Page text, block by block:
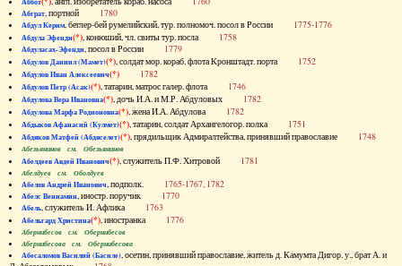
Абграт, портной 1780
Абдул Керим, беглер-бей румелийский, тур. полномоч. посол в России 1775-1776
Абдула Эфенди(*), конюший, чл. свиты тур. посла 1758
Абдуласах-Эфенди, посол в России 1779
Абдулов Даниил (Мамет)(*), солдат мор. кораб. флота Кронштадт. порта 1752
Абдулов Иван Алексеевич(*) 1782
Абдулов Петр (Асак)(*), татарин, матрос галер. флота 1746
Абдулова Вера Ивановна(*), дочь И.А. и М.Р. Абдуловых 1782
Абдулова Марфа Родионовна(*), жена И.А. Абдулова 1782
Абдыков Афанасий (Кулмет)(*), татарин, солдат Архангелогор. полка 1751
Абдяков Матфей (Абдяселет)(*), прядильщик Адмиралтейства, принявший православие 1748
Абезьянинов см. Обезьянинов
Абелдеев Авдей Иванович(*), служитель П.Ф. Хитровой 1781
Абелдуев см. Оболдуев
Абелов Андрей Иванович, подполк. 1765-1767, 1782
Абелс Вениамин, иностр. поручик 1770
Абель, служитель И. Афлика 1763
Абельгард Христина(*), иностранка 1776
Абернибесов см. Обернибесов
Абернибесова см. Обернибесова
Абесаломов Василий (Басиле), осетин, принявший православие, житель д. Камумта Дигор. у., брат А. и